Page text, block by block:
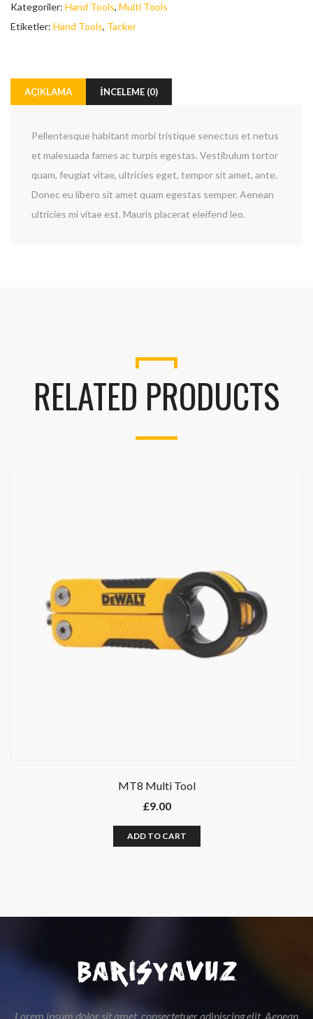
Kategoriler: Hand Tools, Multi Tools
Etiketler: Hand Tools, Tacker
AÇIKLAMA İNCELEME (0)
Pellentesque habitant morbi tristique senectus et netus
et malesuada fames ac turpis egestas. Vestibulum tortor
quam, feugiat vitae, ultricies eget, tempor sit amet, ante.
Donec eu libero sit amet quam egestas semper. Aenean
ultricies mi vitae est. Mauris placerat eleifend leo.
RELATED PRODUCTS
MT8 Multi Tool
£9.00
ADD TO CART
Lorem ipsum dolor sit amet, consectetuer adipiscing elit. Aenean